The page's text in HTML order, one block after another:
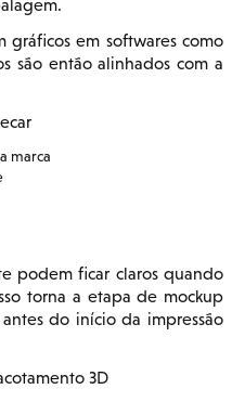
gráficos em softwares como
são então alinhados com a
marca
podem ficar claros quando
torna a etapa de mockup
do início da impressão
3D